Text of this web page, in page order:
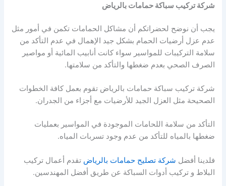
شركة تركيب سباكة حمامات بالرياض
يجب أن نوضح لحضراتكم أن مشاكل الحمامات تكمن في أمور مثل
عدم عزل أرضيات الحمام بشكل جيد الإهمال في عدم التأكد من
سلامة التركيبات للمواسير سواء كانت أنابيب المائية أو مواصير
الصرف الصحي بعدم ضغطها والتأكد من سلامتها.
شركة تركيب سباكة حمامات بالرياض تقوم بعمل كافة الخطوات
الصحيحة مثل العزل الجيد للأرضيات مع أجزاء من الجدران.
التأكد من سلامة اللحامات الموجودة في المواسير بعمليات
ضغطها بالمياه للتأكد من عدم وجود تسربات المياه.
فلدينا أفضل شركة تصليح حمامات بالرياض تقدم أعمال تركيب
البلاط و تركيب أدوات السباكة عن طريق أفضل المهندسين.